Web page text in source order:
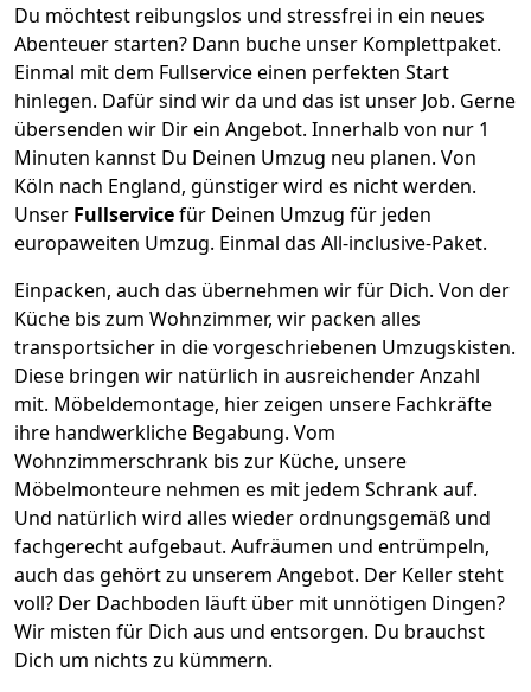
Du möchtest reibungslos und stressfrei in ein neues
Abenteuer starten? Dann buche unser Komplettpaket.
Einmal mit dem Fullservice einen perfekten Start
hinlegen. Dafür sind wir da und das ist unser Job. Gerne
übersenden wir Dir ein Angebot. Innerhalb von nur 1
Minuten kannst Du Deinen Umzug neu planen. Von
Köln nach England, günstiger wird es nicht werden.
Unser Fullservicefür Deinen Umzug für jeden
europaweiten Umzug. Einmal das All-inclusive-Paket.
Einpacken, auch das übernehmen wir für Dich. Von der
Küche bis zum Wohnzimmer, wir packen alles
transportsicher in die vorgeschriebenen Umzugskisten.
Diese bringen wir natürlich in ausreichender Anzahl
mit. Möbeldemontage, hier zeigen unsere Fachkräfte
ihre handwerkliche Begabung. Vom
Wohnzimmerschrank bis zur Küche, unsere
Möbelmonteure nehmen es mit jedem Schrank auf.
Und natürlich wird alles wieder ordnungsgemäß und
fachgerecht aufgebaut. Aufräumen und entrümpeln,
auch das gehört zu unserem Angebot. Der Keller steht
voll? Der Dachboden läuft über mit unnötigen Dingen?
Wir misten für Dich aus und entsorgen. Du brauchst
Dich um nichts zu kümmern.